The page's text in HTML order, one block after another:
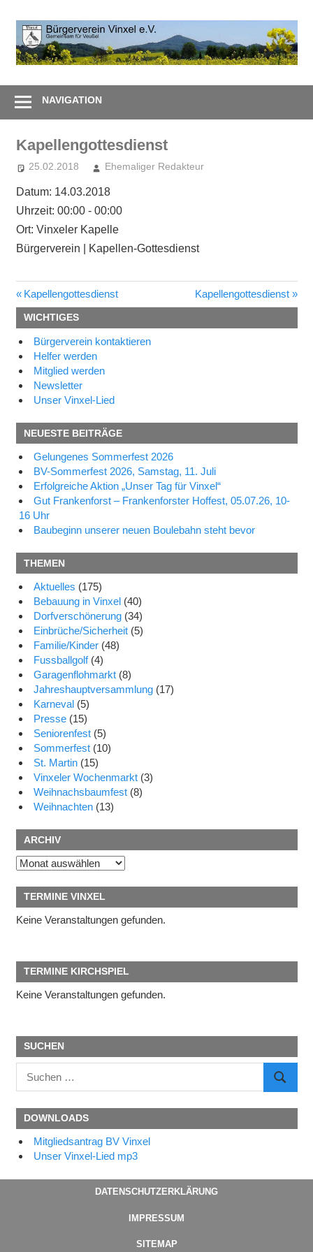
Inhalt
springen
ZusammenNAVIGATION
Kapellengottesdienst
25.02.2018 Ehemaliger Redakteur
Datum: 14.03.2018
Uhrzeit: 00:00 - 00:00
Ort: Vinxeler Kapelle
Bürgerverein | Kapellen-Gottesdienst
Beitragsnavigation
Vorheriger
Beitrag:
Kapellengottesdienst
Nächster
Beitrag:
Kapellengottesdienst
WICHTIGES
Bürgerverein kontaktieren
Helfer werden
Mitglied werden
Newsletter
Unser Vinxel-Lied
NEUESTE BEITRÄGE
Gelungenes Sommerfest 2026
BV-Sommerfest 2026, Samstag, 11. Juli
Erfolgreiche Aktion „Unser Tag für Vinxel“
Gut Frankenforst – Frankenforster Hoffest, 05.07.26, 10-
16 Uhr
Baubeginn unserer neuen Boulebahn steht bevor
THEMEN
Aktuelles (175)
Bebauung in Vinxel (40)
Dorfverschönerung (34)
Einbrüche/Sicherheit (5)
Familie/Kinder (48)
Fussballgolf(4)
Garagenflohmarkt (8)
Jahreshauptversammlung (17)
Karneval (5)
Presse (15)
Seniorenfest (5)
Sommerfest (10)
St. Martin (15)
Vinxeler Wochenmarkt (3)
Weihnachsbaumfest (8)
Weihnachten (13)
ARCHIV
Archiv
TERMINE VINXEL
Keine Veranstaltungen gefunden.
TERMINE KIRCHSPIEL
Keine Veranstaltungen gefunden.
SUCHEN
nach:
DOWNLOADS
Mitgliedsantrag BV Vinxel
Unser Vinxel-Lied mp3
DATENSCHUTZERKLÄRUNG
IMPRESSUM
SITEMAP